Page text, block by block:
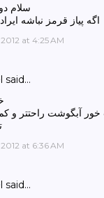
سلام
اگه پیاز قرمز نباشه
at 4:25 AM
said…
آبگوشت راحتتر و
at 6:36 AM
said…